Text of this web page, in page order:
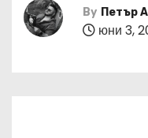
By Петър
юни 3,